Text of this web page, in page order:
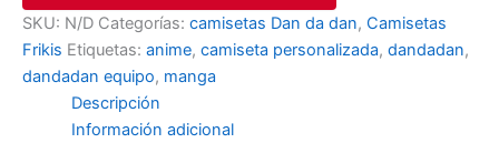
SKU: N/D Categorías: camisetas Dan da dan, Camisetas
Frikis Etiquetas: anime, camiseta personalizada, dandadan,
dandadan equipo, manga
Descripción
Información adicional